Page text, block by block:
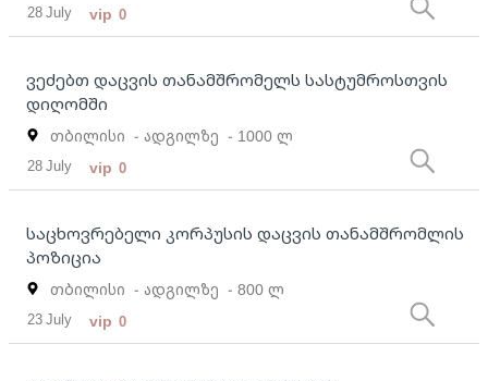
28 July vip 0
ვეძებთ დაცვის თანამშრომელს სასტუმროსთვის
დიღომში
თბილისი - ადგილზე - 1000 ლ
28 July vip 0
საცხოვრებელი კორპუსის დაცვის თანამშრომლის
პოზიცია
თბილისი - ადგილზე - 800 ლ
23 July vip 0